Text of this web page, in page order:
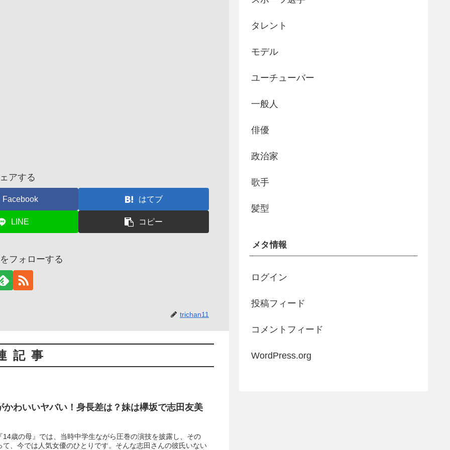
アする
Facebook はてブ
LINE コピー
フォローする
trichan11
記事
かわいいヤバい！身長差は？妹は欅坂で志田友美
歳の母』では、当時中学生ながら圧巻の演技を披露し、その
、今では人気女優のひとりです。そんな志田さんの彼氏いない
タレント
モデル
ユーチューバー
一般人
俳優
政治家
歌手
髪型
メタ情報
ログイン
投稿フィード
コメントフィード
WordPress.org